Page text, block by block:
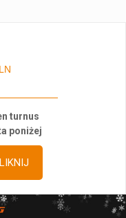
turnus
poniżej